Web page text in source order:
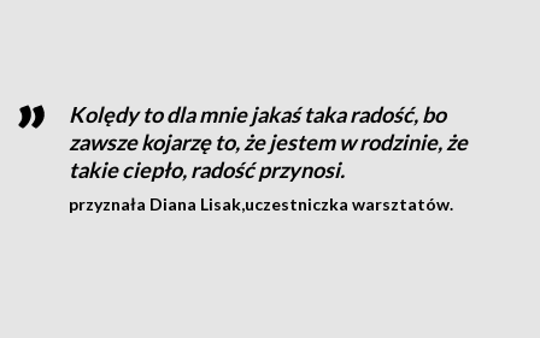
Kolędy to dla mnie jakaś taka radość, bo
zawsze kojarzę to, że jestem w rodzinie, że
takie ciepło, radość przynosi.
przyznała Diana Lisak,uczestniczka warsztatów.